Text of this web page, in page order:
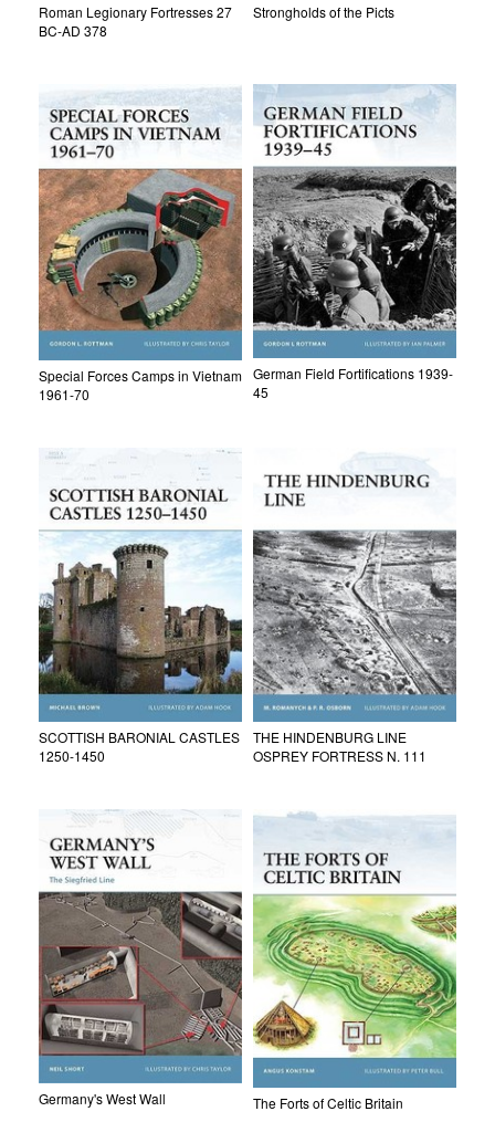
Roman Legionary Fortresses 27
BC-AD 378
Strongholds of the Picts
Special Forces Camps in Vietnam
1961-70
German Field Fortifications 1939-
45
SCOTTISH BARONIAL CASTLES
1250-1450
THE HINDENBURG LINE
OSPREY FORTRESS N. 111
Germany's West Wall The Forts of Celtic Britain